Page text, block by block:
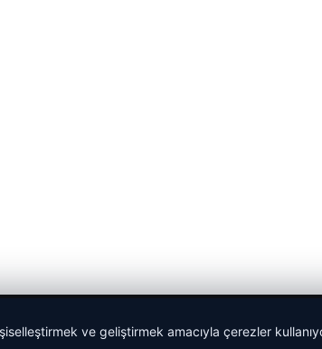
ve geliştirmek amacıyla çerezler